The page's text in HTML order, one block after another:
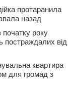
протаранила
назад
року
постраждалих від
квартира
для громад з